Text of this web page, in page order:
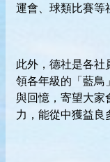
運會、球類比賽等
此外，德社是各社
領各年級的「藍鳥
與回憶，寄望大家
力，能從中獲益良